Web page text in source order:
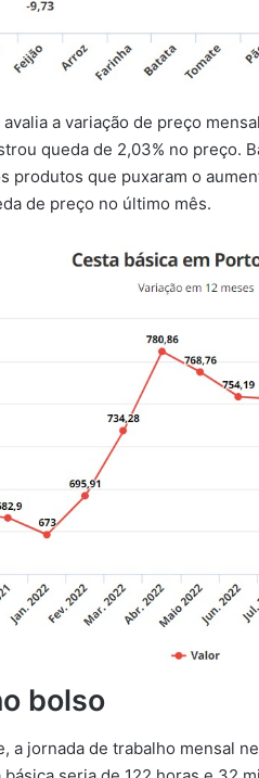
a variação de preço
queda de 2,03% no preço.
produtos que puxaram o
de preço no último mês.
bolso
a jornada de trabalho mensal